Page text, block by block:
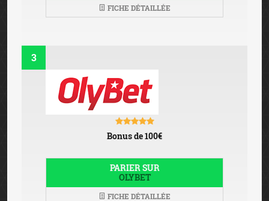
FICHE DÉTAILLÉE
3
Bonus de 100€
PARIER SUR
OLYBET
FICHE DÉTAILLÉE